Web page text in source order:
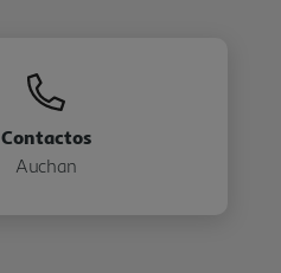
Contactos
Auchan